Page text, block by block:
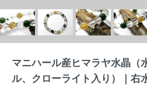
マニハール産ヒマラヤ水晶（
ル、クローライト入り）｜右